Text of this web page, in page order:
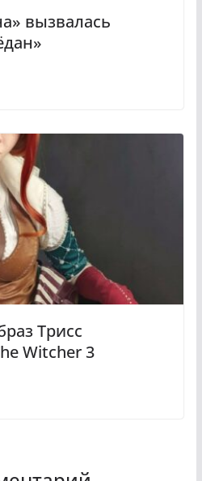
вызвалась
Трисс
Witcher 3